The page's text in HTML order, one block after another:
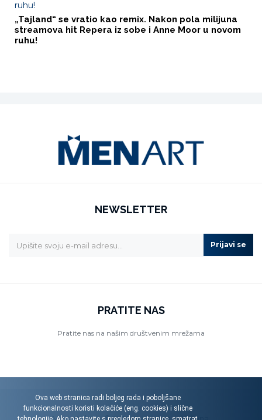
„Tajland“ se vratio kao remix. Nakon pola milijuna
streamova hit Repera iz sobe i Anne Moor u novom
ruhu!
NEWSLETTER
Prijavi se
PRATITE NAS
Pratite nas na našim društvenim mrežama
Ova web stranica radi boljeg rada i poboljšane
funkcionalnosti koristi kolačiće (eng. cookies) i slične